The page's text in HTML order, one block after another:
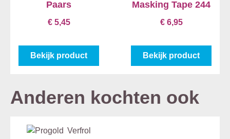
Paars
€ 5,45
Bekijk product
Masking Tape 244
€ 6,95
Bekijk product
Anderen kochten ook